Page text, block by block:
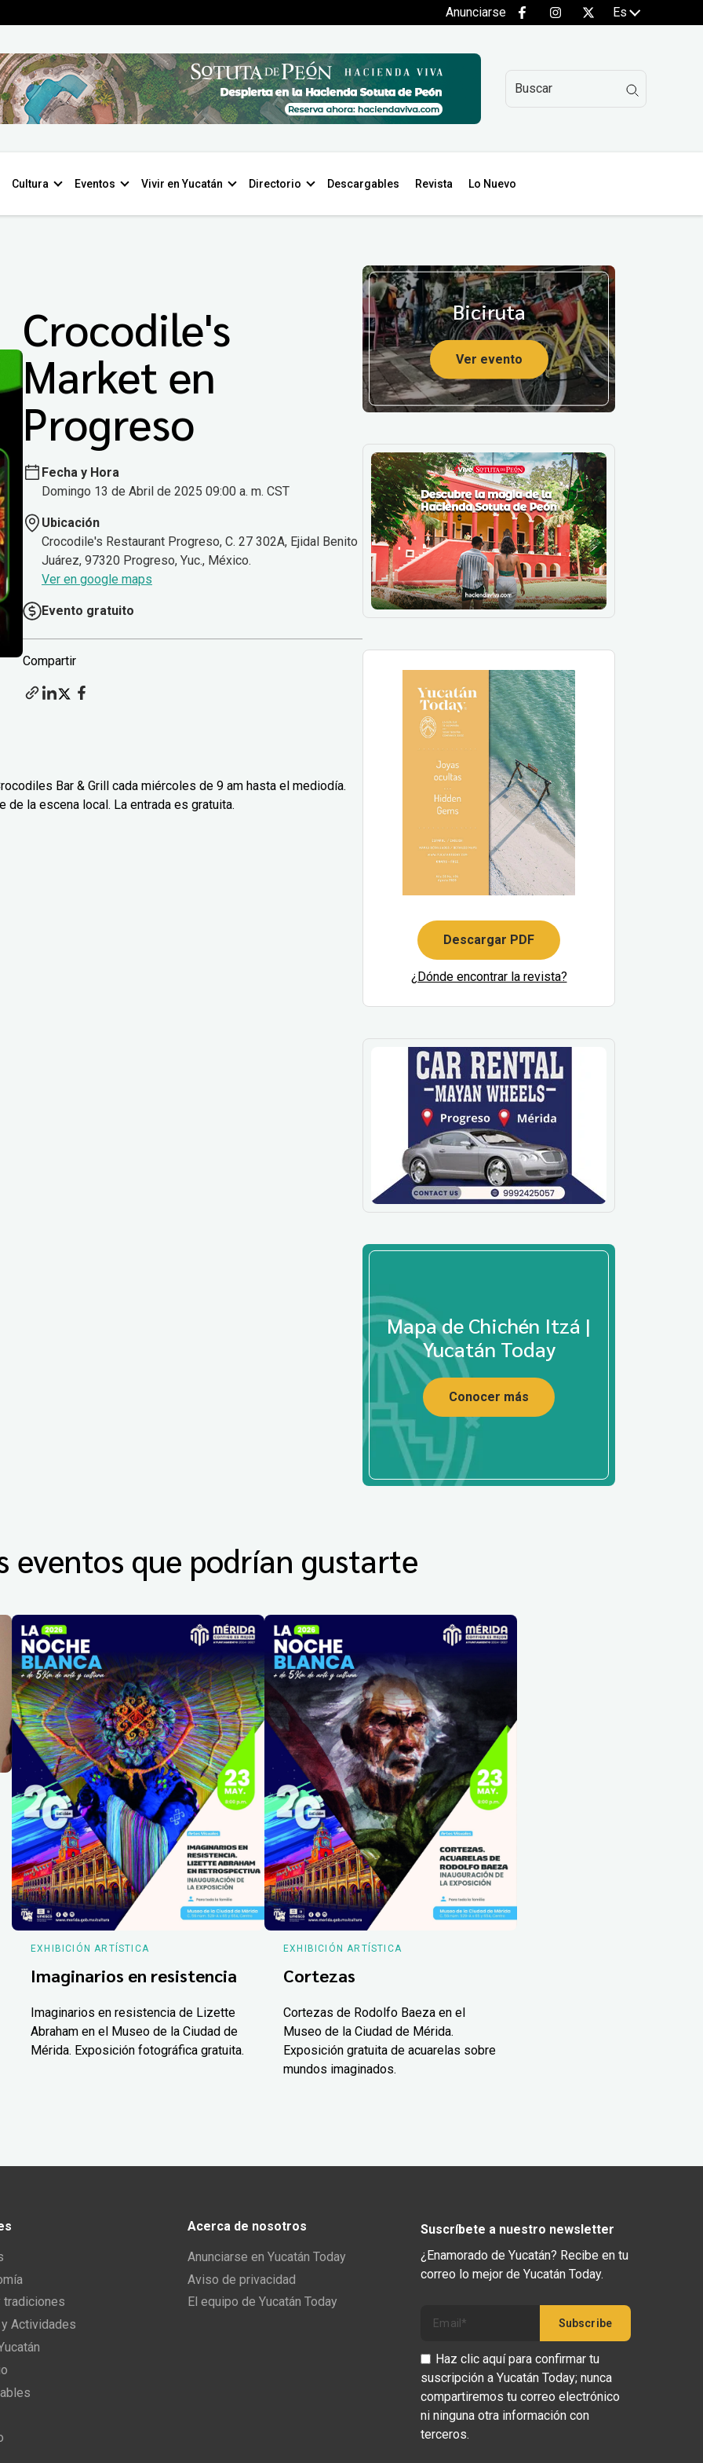
Anunciarse Es
Cultura Eventos Vivir en Yucatán Directorio Descargables Revista Lo Nuevo
Crocodile's
Market en
Progreso
Fecha y Hora
Domingo 13 de Abril de 2025 09:00 a. m. CST
Ubicación
Crocodile's Restaurant Progreso, C. 27 302A, Ejidal Benito
Juárez, 97320 Progreso, Yuc., México.
Ver en google maps
Evento gratuito
Compartir
Bar & Grill cada miércoles de 9 am hasta el mediodía.
de la escena local. La entrada es gratuita.
Biciruta
Ver evento
Descargar PDF
¿Dónde encontrar la revista?
Mapa de Chichén Itzá |
Yucatán Today
Conocer más
eventos que podrían gustarte
EXHIBICIÓN ARTÍSTICA
Imaginarios en resistencia
Imaginarios en resistencia de Lizette
Abraham en el Museo de la Ciudad de
Mérida. Exposición fotográfica gratuita.
EXHIBICIÓN ARTÍSTICA
Cortezas
Cortezas de Rodolfo Baeza en el
Museo de la Ciudad de Mérida.
Exposición gratuita de acuarelas sobre
mundos imaginados.
tradiciones
Actividades
Acerca de nosotros
Anunciarse en Yucatán Today
Aviso de privacidad
El equipo de Yucatán Today
Suscríbete a nuestro newsletter
¿Enamorado de Yucatán? Recibe en tu
correo lo mejor de Yucatán Today.
Haz clic aquí para confirmar tu
suscripción a Yucatán Today; nunca
compartiremos tu correo electrónico
ni ninguna otra información con
terceros.